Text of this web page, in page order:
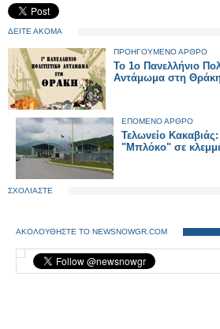
ΔΕΙΤΕ ΑΚΟΜΑ
ΠΡΟΗΓΟΥΜΕΝΟ ΑΡΘΡΟ
Το 1ο Πανελλήνιο
Αντάμωμα στη
ΕΠΟΜΕΝΟ ΑΡΘΡΟ
Τελωνείο Κακαβιάς:
"Μπλόκο" σε
ΣΧΟΛΙΑΣΤΕ
ΑΚΟΛΟΥΘΗΣΤΕ ΤΟ NEWSNOWGR.COM